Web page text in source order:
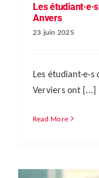
Les
Anvers
23 juin 2025
Les
Verviers ont [...]
Read More